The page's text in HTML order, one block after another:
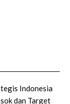
Indonesia
dan Target